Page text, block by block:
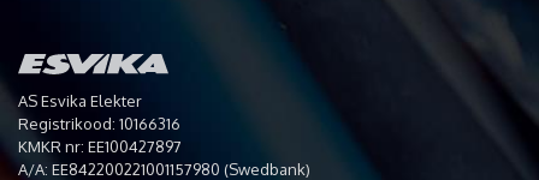
AS Esvika Elekter
Registrikood: 10166316
KMKR nr: EE100427897
A/A: EE842200221001157980 (Swedbank)